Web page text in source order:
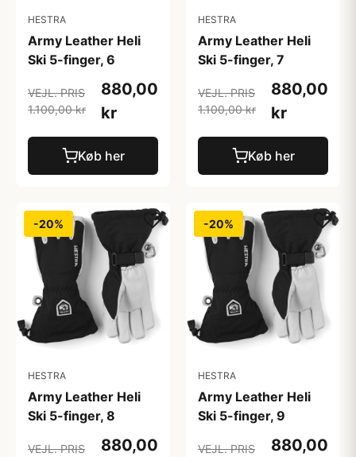
HESTRA
Army Leather Heli
Ski 5-finger, 6
VEJL. PRIS
1.100,00 kr
880,00
kr
Køb her
HESTRA
Army Leather Heli
Ski 5-finger, 7
VEJL. PRIS
1.100,00 kr
880,00
kr
Køb her
-20%
HESTRA
Army Leather Heli
Ski 5-finger, 8
VEJL. PRIS
880,00
-20%
HESTRA
Army Leather Heli
Ski 5-finger, 9
VEJL. PRIS
880,00